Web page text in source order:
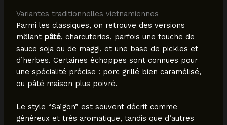
Variantes traditionnelles vietnamiennes
Parmi les classiques, on retrouve des versions
mêlant pâté, charcuteries, parfois une touche de
sauce soja ou de maggi, et une base de pickles et
d’herbes. Certaines échoppes sont connues pour
une spécialité précise : porc grillé bien caramélisé,
ou pâté maison plus poivré.
Le style “Saïgon” est souvent décrit comme
généreux et très aromatique, tandis que d’autres